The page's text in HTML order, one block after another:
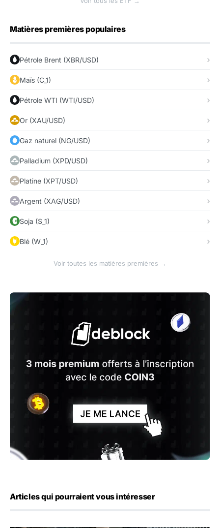
Matières premières populaires
Pétrole Brent (XBR/USD)
Maïs (C_1)
Pétrole WTI (WTI/USD)
Or (XAU/USD)
Gaz naturel (NG/USD)
Palladium (XPD/USD)
Platine (XPT/USD)
Argent (XAG/USD)
Soja (S_1)
Blé (W_1)
Voir toutes les matières premières →
Articles qui pourraient vous intéresser